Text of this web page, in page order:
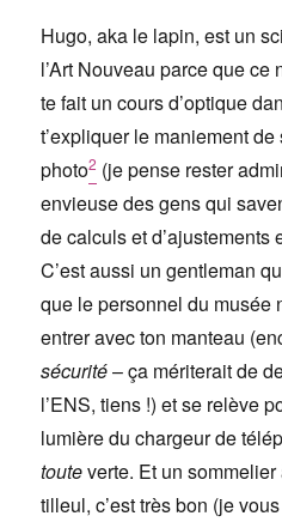
Hugo, aka le lapin, est un
l’Art Nouveau parce que ce
te fait un cours d’optique
t’expliquer le maniement
photo2 (je pense rester
envieuse des gens qui
de calculs et d’ajustements
C’est aussi un gentleman
que le personnel du musée
entrer avec ton manteau
sécurité– ça mériterait de
l’ENS, tiens !) et se relève
lumière du chargeur de
touteverte. Et un
tilleul, c’est très bon (je